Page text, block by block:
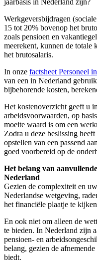
Werkgeversbijdragen
15 tot 20% bovenop het
zoals pensioen en
meerekent, kunnen de totale
het brutosalaris.
In onze factsheet Personeel
van een in Nederland
bijbehorende kosten,
Het kostenoverzicht geeft u
arbeidsvoorwaarden, op
moeite waard is om een
Zodra u deze beslissing
opstellen van een passend
goed voorbereid op de
Het belang van
Nederland
Gezien de complexiteit en
Nederlandse wetgeving,
het financiële plaatje te
En ook niet om alleen de
te bieden. In Nederland zijn
pensioen- en
belang, gezien de
biedt.